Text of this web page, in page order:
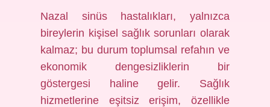
Nazal sinüs hastalıkları, yalnızca
bireylerin kişisel sağlık sorunları olarak
kalmaz; bu durum toplumsal refahın ve
ekonomik dengesizliklerin bir
göstergesi haline gelir. Sağlık
hizmetlerine eşitsiz erişim, özellikle